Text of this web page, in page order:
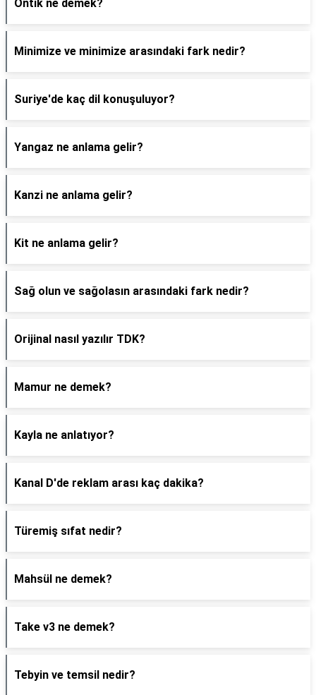
Ontik ne demek?
Minimize ve minimize arasındaki fark nedir?
Suriye'de kaç dil konuşuluyor?
Yangaz ne anlama gelir?
Kanzi ne anlama gelir?
Kit ne anlama gelir?
Sağ olun ve sağolasın arasındaki fark nedir?
Orijinal nasıl yazılır TDK?
Mamur ne demek?
Kayla ne anlatıyor?
Kanal D'de reklam arası kaç dakika?
Türemiş sıfat nedir?
Mahsül ne demek?
Take v3 ne demek?
Tebyin ve temsil nedir?